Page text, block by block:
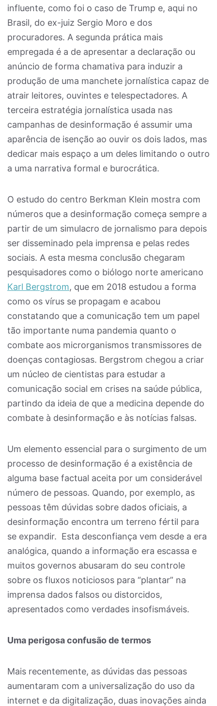
influente, como foi o caso de Trump e, aqui no
Brasil, do ex-juiz Sergio Moro e dos
procuradores. A segunda prática mais
empregada é a de apresentar a declaração ou
anúncio de forma chamativa para induzir a
produção de uma manchete jornalística capaz de
atrair leitores, ouvintes e telespectadores. A
terceira estratégia jornalística usada nas
campanhas de desinformação é assumir uma
aparência de isenção ao ouvir os dois lados, mas
dedicar mais espaço a um deles limitando o outro
a uma narrativa formal e burocrática.
O estudo do centro Berkman Klein mostra com
números que a desinformação começa sempre a
partir de um simulacro de jornalismo para depois
ser disseminado pela imprensa e pelas redes
sociais. A esta mesma conclusão chegaram
pesquisadores como o biólogo norte americano
Karl Bergstrom, que em 2018 estudou a forma
como os vírus se propagam e acabou
constatando que a comunicação tem um papel
tão importante numa pandemia quanto o
combate aos microrganismos transmissores de
doenças contagiosas. Bergstrom chegou a criar
um núcleo de cientistas para estudar a
comunicação social em crises na saúde pública,
partindo da ideia de que a medicina depende do
combate à desinformação e às notícias falsas.
Um elemento essencial para o surgimento de um
processo de desinformação é a existência de
alguma base factual aceita por um considerável
número de pessoas. Quando, por exemplo, as
pessoas têm dúvidas sobre dados oficiais, a
desinformação encontra um terreno fértil para
se expandir. Esta desconfiança vem desde a era
analógica, quando a informação era escassa e
muitos governos abusaram do seu controle
sobre os fluxos noticiosos para “plantar” na
imprensa dados falsos ou distorcidos,
apresentados como verdades insofismáveis.
Uma perigosa confusão de termos
Mais recentemente, as dúvidas das pessoas
aumentaram com a universalização do uso da
internet e da digitalização, duas inovações ainda